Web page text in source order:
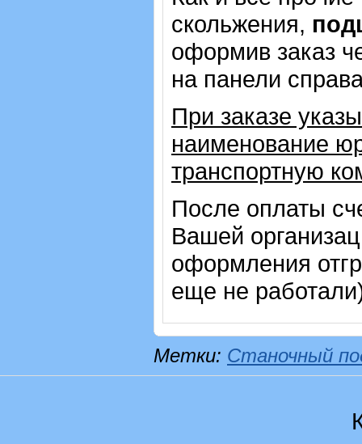
скольжения,
оформив заказ
на панели
При заказе
наименование
транспортную
После оплаты
Вашей
оформления
еще не
Метки: Станочный